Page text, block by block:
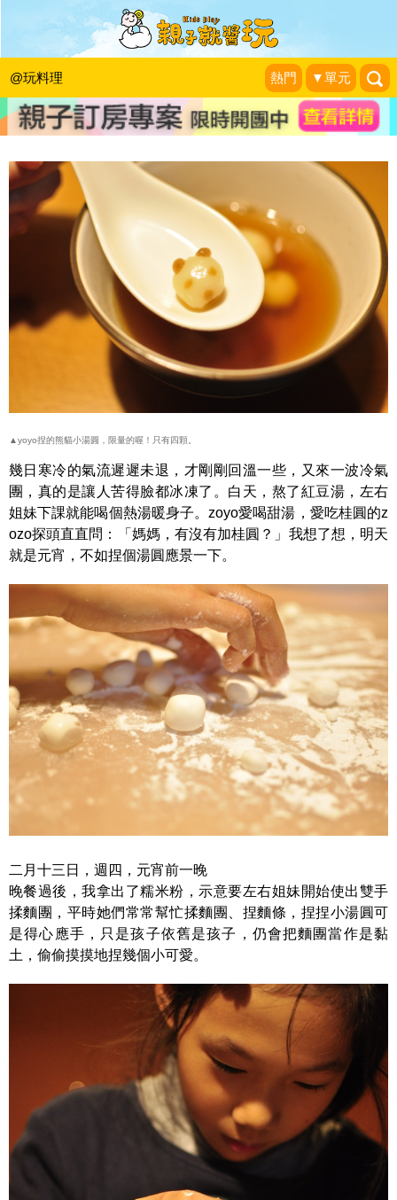
@玩料理 熱門 ▼單元
圓仔愛吃糖！超可愛黑糖貓熊小湯圓
DIY
一開始就不孤單Ⅱ|2014-12-12
▲yoyo捏的熊貓小湯圓，限量的喔！只有四顆。
幾日寒冷的氣流遲遲未退，才剛剛回溫一些，又來一波冷氣
團，真的是讓人苦得臉都冰凍了。白天，熬了紅豆湯，左右
姐妹下課就能喝個熱湯暖身子。zoyo愛喝甜湯，愛吃桂圓的z
ozo探頭直直問：「媽媽，有沒有加桂圓？」我想了想，明天
就是元宵，不如捏個湯圓應景一下。
二月十三日，週四，元宵前一晚
晚餐過後，我拿出了糯米粉，示意要左右姐妹開始使出雙手
揉麵團，平時她們常常幫忙揉麵團、捏麵條，捏捏小湯圓可
是得心應手，只是孩子依舊是孩子，仍會把麵團當作是黏
土，偷偷摸摸地捏幾個小可愛。